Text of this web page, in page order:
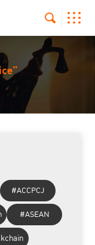
#ACCPCJ
#ASEAN